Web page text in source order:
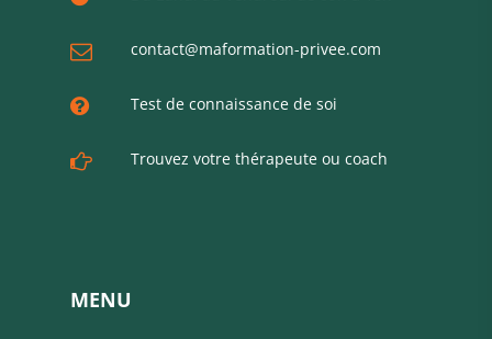
contact@maformation-privee.com
Test de connaissance de soi
Trouvez votre thérapeute ou coach
MENU